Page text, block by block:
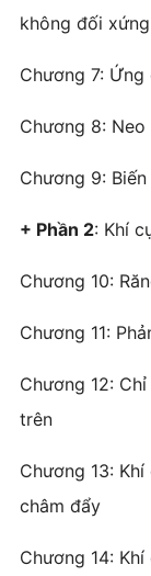
không đối xứng
Chương 7:
Chương 8:
Chương 9:
+ Phần 2: Khí
Chương 10:
Chương 11:
Chương 12:
trên
Chương 13:
châm đẩy
Chương 14: